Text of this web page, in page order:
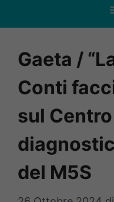
Gaeta /
Conti
sul
del M5S